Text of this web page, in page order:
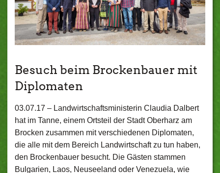
Besuch beim Brockenbauer mit
Diplomaten
03.07.17 – Landwirtschaftsministerin Claudia Dalbert
hat im Tanne, einem Ortsteil der Stadt Oberharz am
Brocken zusammen mit verschiedenen Diplomaten,
die alle mit dem Bereich Landwirtschaft zu tun haben,
den Brockenbauer besucht. Die Gästen stammen
Bulgarien, Laos, Neuseeland oder Venezuela, wie